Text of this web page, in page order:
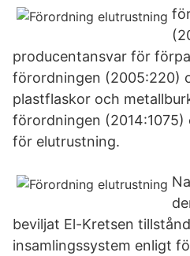
producentansvar för
förordningen (2005:220)
plastflaskor och
förordningen
för elutrustning.
beviljat El-Kretsen
insamlingssystem enligt